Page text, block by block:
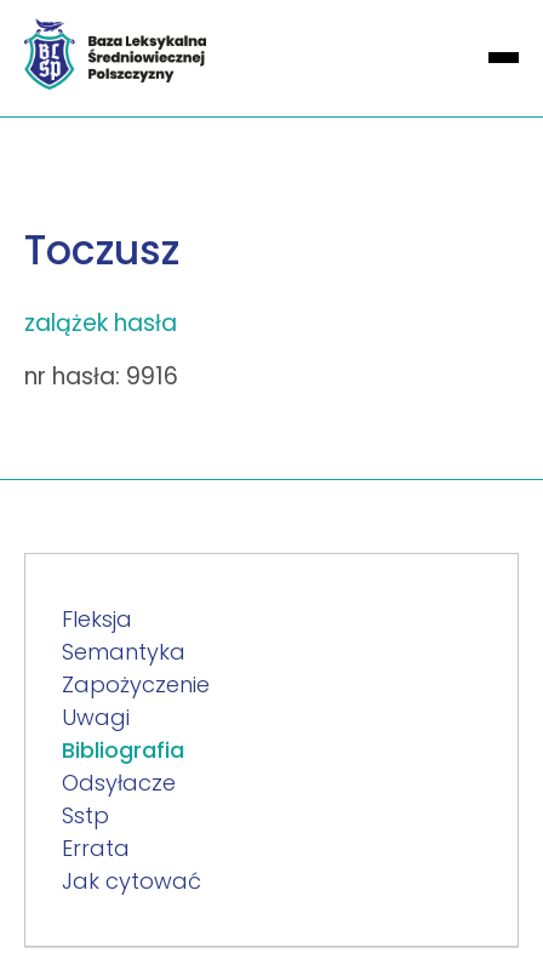
Toczusz
zalążek hasła
nr hasła: 9916
Fleksja
Semantyka
Zapożyczenie
Uwagi
Bibliografia
Odsyłacze
Sstp
Errata
Jak cytować